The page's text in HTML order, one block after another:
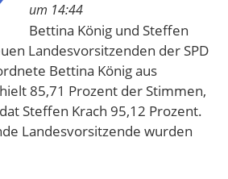
um 14:44
Bettina König und Steffen
Landesvorsitzenden der SPD
Bettina König aus
85,71 Prozent der Stimmen,
Steffen Krach 95,12 Prozent.
Landesvorsitzende wurden